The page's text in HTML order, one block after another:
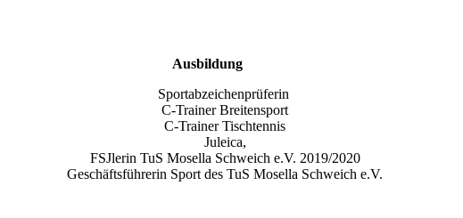
Ausbildung
Sportabzeichenprüferin
C-Trainer Breitensport
C-Trainer Tischtennis
Juleica,
FSJlerin TuS Mosella Schweich e.V. 2019/2020
Geschäftsführerin Sport des TuS Mosella Schweich e.V.